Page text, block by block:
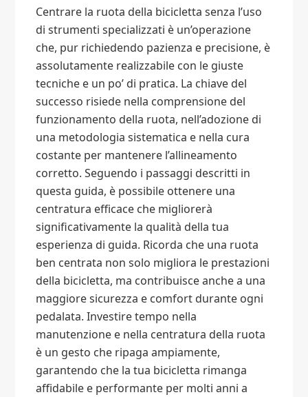
Centrare la ruota della bicicletta senza l’uso
di strumenti specializzati è un’operazione
che, pur richiedendo pazienza e precisione, è
assolutamente realizzabile con le giuste
tecniche e un po’ di pratica. La chiave del
successo risiede nella comprensione del
funzionamento della ruota, nell’adozione di
una metodologia sistematica e nella cura
costante per mantenere l’allineamento
corretto. Seguendo i passaggi descritti in
questa guida, è possibile ottenere una
centratura efficace che migliorerà
significativamente la qualità della tua
esperienza di guida. Ricorda che una ruota
ben centrata non solo migliora le prestazioni
della bicicletta, ma contribuisce anche a una
maggiore sicurezza e comfort durante ogni
pedalata. Investire tempo nella
manutenzione e nella centratura della ruota
è un gesto che ripaga ampiamente,
garantendo che la tua bicicletta rimanga
affidabile e performante per molti anni a